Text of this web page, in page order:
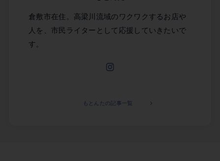
倉敷市在住。高梁川流域のワクワクするお店や
人を、市民ライターとして応援していきたいで
す。
もとんたの記事一覧